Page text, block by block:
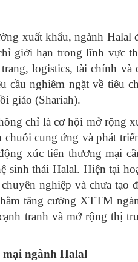
xuất khẩu, ngành
giới hạn trong lĩnh vực
logistics, tài chính
nghiêm ngặt về tiêu
giáo (Shariah).
chỉ là cơ hội mở rộng
chuỗi cung ứng và phát
xúc tiến thương mại
sinh thái Halal. Hiện tại
nghiệp và chưa tạo
tăng cường XTTM
tranh và mở rộng thị
ngành Halal